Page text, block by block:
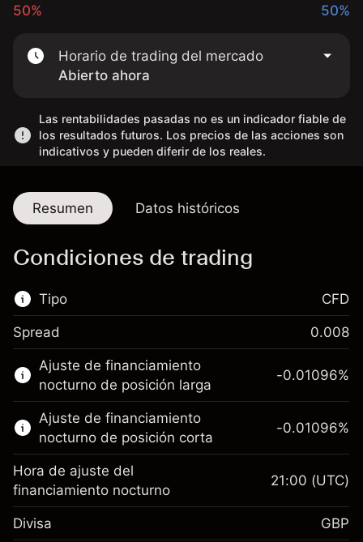
50% 50%
Horario de trading del mercado
Abierto ahora
Las rentabilidades pasadas no es un indicador fiable de
los resultados futuros. Los precios de las acciones son
indicativos y pueden diferir de los reales.
Resumen Datos históricos
Condiciones de trading
Tipo
Este mercado financiero está disponible para
hacer trading con CFD.
Obtén más información sobre:
CFD
CFD
Spread 0.008
Ajuste de financiamiento
nocturno de posición larga
£1,000.00
-0.01096%
Ajuste de financiamiento
nocturno de posición corta
-0.01096%
Hora de ajuste del
financiamiento nocturno
21:00 (UTC)
Divisa GBP